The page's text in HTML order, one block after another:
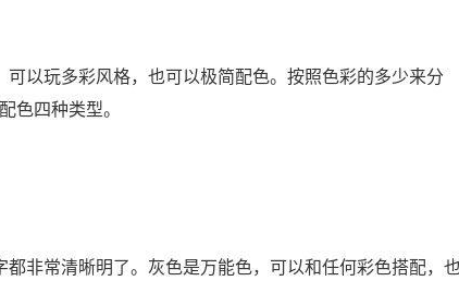
以玩多彩风格，也可以极简配色。按照色彩的多少来分
色四种类型。
非常清晰明了。灰色是万能色，可以和任何彩色搭配，